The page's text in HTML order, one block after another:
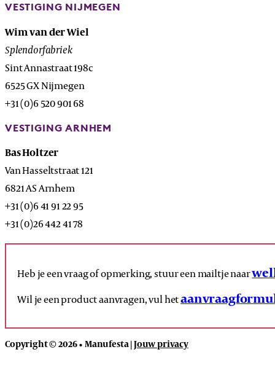
VESTIGING NIJMEGEN
Wim van der Wiel
Splendorfabriek
Sint Annastraat 198c
6525 GX Nijmegen
+31 (0)6 520 901 68
VESTIGING ARNHEM
Bas Holtzer
Van Hasseltstraat 121
6821 AS Arnhem
+31 (0)6 41 91 22 95
+31 (0)26 442 41 78
Heb je een vraag of opmerking, stuur een mailtje naar
Wil je een product aanvragen, vul het
Copyright © 2026 • Manufesta |Jouw privacy